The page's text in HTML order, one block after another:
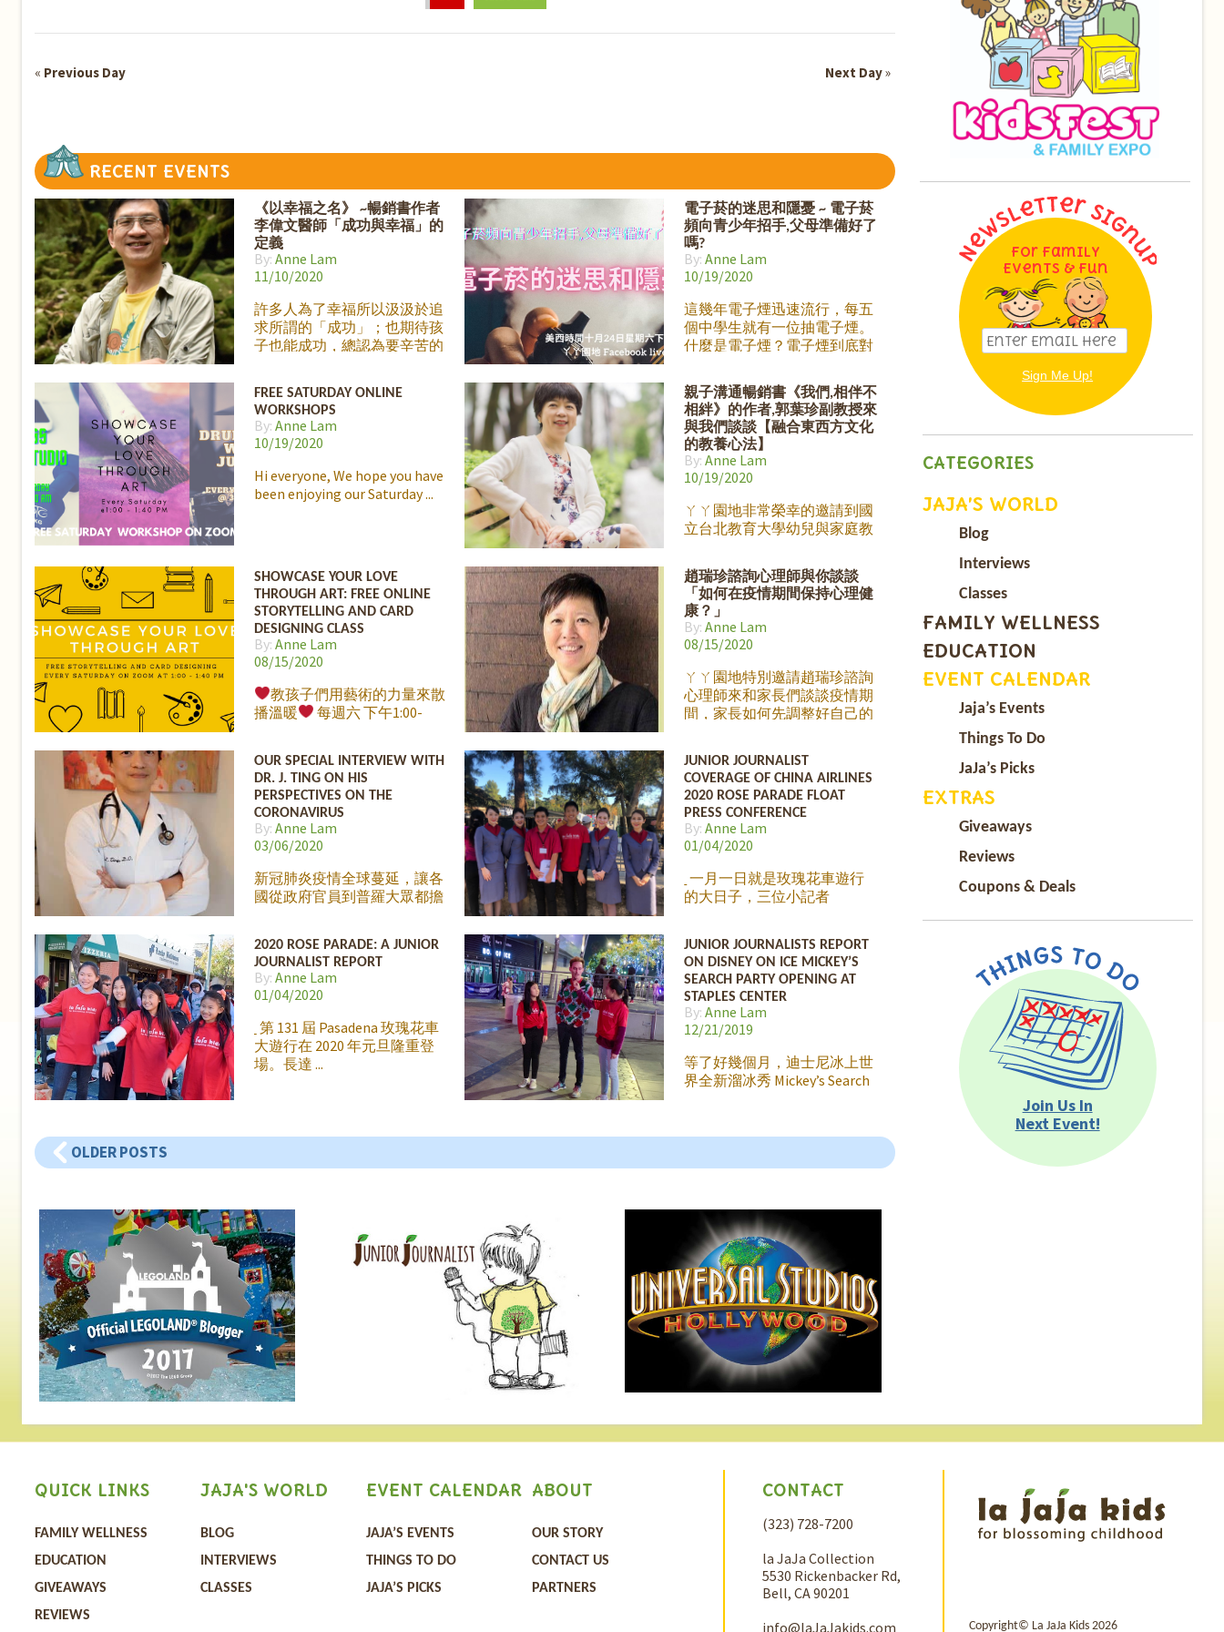
« Previous Day Next Day»
RECENT EVENTS
《以幸福之名》 ~暢銷書作者
李偉文醫師「成功與幸福」的
定義
By: Anne Lam
11/10/2020
許多人為了幸福所以汲汲於追
求所謂的「成功」；也期待孩
子也能成功，總認為要辛苦的
感覺？ 每個人對「成功」的定
義都不同，但若是只以財富多
寡，事業地位高低來定義「成
功」，就會忽視了其他生命中
更具價值但無法衡量的瑰寶。
暢銷書作者、醫生、自我實現
將會和我們大家分享一些簡單
又容易實踐的方法，讓幸福成
為親子和家人之間一種持續的
感覺。11月21號 星期六晚上 7
點 (PST), 我們ㄚㄚ園地
Facebook Live見!
電子菸的迷思和隱憂 ~ 電子菸
頻向青少年招手,父母準備好了
嗎?
By: Anne Lam
10/19/2020
這幾年電子煙迅速流行，每五
個中學生就有一位抽電子煙。
什麼是電子煙？電子煙到底對
麼吸引青少年？即使你的孩子
不抽電子菸,做父母的我們對電
子菸的了解也是非常必須的。
電子菸頻向青少年招手,父母準
備好了嗎? 丫ㄚ園地特別邀請
我們的好朋友Irene 和她的孩
子Dimitri Lin，一位積極參與
電子煙防制活動的高中生，以
其觀察與研究的經驗，來跟華
ㄧ直在學校及社區做電子煙的
教育防制活動，在2019年發起
禁電子煙廣告petition, 在短短
三週就獲得三萬人的簽署，他
也與參眾議員開會討論青少年
的電子煙議題，目前積極參與
美國癌症協會的活動。 以下是
Irene 為此活動的介紹, 邀請您
FREE SATURDAY ONLINE
WORKSHOPS
By: Anne Lam
10/19/2020
Hi everyone, We hope you have
been enjoying our Saturday
親子溝通暢銷書《我們,相伴不
相絆》的作者,郭葉珍副教授來
與我們談談【融合東西方文化
的教養心法】
By: Anne Lam
10/19/2020
ㄚㄚ園地非常榮幸的邀請到國
立台北教育大學幼兒與家庭教
們談談談她與孩子的相處故
事。 郭葉珍老師是親子溝通暢
銷書《我們,相伴不相絆》的作
者，有著最暖心的「國民媽
媽」之稱, 她的 一篇文章觸動
30萬顆媽媽的心, 引來媒體競
相報導。 觀看直播請
到: https://www.facebook.com/watch/?
v=807512436687142
SHOWCASE YOUR LOVE
THROUGH ART: FREE ONLINE
STORYTELLING AND CARD
DESIGNING CLASS
By: Anne Lam
08/15/2020
教孩子們用藝術的力量來散
播溫暖
每週六 下午1:00-
作卡片。 週六我們將要為
Limestone Manor，獻上我們
的關懷。 如果無法上課也沒有
關係喔，只要在任何時間將畫
好的卡片或者圖畫 upload
趙瑞珍諮詢心理師與你談談
「如何在疫情期間保持心理健
康？」
By: Anne Lam
08/15/2020
ㄚㄚ園地特別邀請趙瑞珍諮詢
心理師來和家長們談談疫情期
間，家長如何先調整好自己的
OUR SPECIAL INTERVIEW WITH
DR. J. TING ON HIS
PERSPECTIVES ON THE
CORONAVIRUS
By: Anne Lam
03/06/2020
新冠肺炎疫情全球蔓延，讓各
國從政府官員到普羅大眾都擔
控制。丫丫園地的小記者們一
直緊貼事態發展，在上星期把
握機會與一位重要人物進行採
訪，就是在上個月擔任美國武
漢撤僑專機機長～～丁毓麟醫
師 Dr. J. Ting !身兼醫生與機長
的丁醫生是一位非常傑出與特
別的人物，這次美國由武漢撤
了熱愛飛行之外，他也現任加
師，擁有多年豐富臨床經驗。
家分享他的人生經歷，包括他
如何成功載回201人返美的經
過，並分享有關防疫的專業知
識和重要資訊，更現場接受觀
眾的線上提問。
JUNIOR JOURNALIST
COVERAGE OF CHINA AIRLINES
2020 ROSE PARADE FLOAT
PRESS CONFERENCE
By: Anne Lam
01/04/2020
一月一日就是玫瑰花車遊行
的大日子，三位小記者
時間快到了，不知道今年的大
獎將會花落誰家？ 今年中華航
空公司再度參與盛典, 花車主
題是「台灣築夢飛翔」
(Dreams
2020 ROSE PARADE: A JUNIOR
JOURNALIST REPORT
By: Anne Lam
01/04/2020
第 131 屆 Pasadena 玫瑰花車
大遊行在 2020 年元旦隆重登
場。長達
JUNIOR JOURNALISTS REPORT
ON DISNEY ON ICE MICKEY’S
SEARCH PARTY OPENING AT
STAPLES CENTER
By: Anne Lam
12/21/2019
等了好幾個月，迪士尼冰上世
界全新溜冰秀 Mickey’s Search
今年的表演除了大熱的
魚、魔雪奇緣、Toy Story、阿
全新上場的 Coco
OLDER POSTS
CATEGORIES
JAJA’S WORLD
Blog
Interviews
Classes
FAMILY WELLNESS
EDUCATION
EVENT CALENDAR
Jaja’s Events
Things To Do
JaJa’s Picks
EXTRAS
Giveaways
Reviews
Coupons & Deals
For Family
Events & Fun
Join Us In
Next Event!
QUICK LINKS
FAMILY WELLNESS
EDUCATION
GIVEAWAYS
REVIEWS
JAJA'S WORLD
BLOG
INTERVIEWS
CLASSES
ABOUT
OUR STORY
CONTACT US
PARTNERS
EVENT CALENDAR
JAJA’S EVENTS
THINGS TO DO
JAJA’S PICKS
CONTACT
(323) 728-7200
la JaJa Collection
5530 Rickenbacker Rd,
Bell, CA 90201
info@laJaJakids.com
Copyright© La JaJa Kids 2026